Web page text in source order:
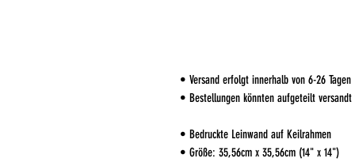
• Versand erfolgt innerhalb von 6-26 Tagen
• Bestellungen könnten aufgeteilt versandt
• Bedruckte Leinwand auf Keilrahmen
• Größe: 35,56cm x 35,56cm (14" x 14")